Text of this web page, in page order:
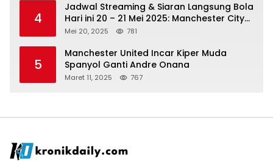
4
Jadwal Streaming & Siaran Langsung Bola
Hari ini 20 – 21 Mei 2025: Manchester City
vs Bournemouth
Mei 20, 2025 781
5
Manchester United Incar Kiper Muda
Spanyol Ganti Andre Onana
Maret 11, 2025 767